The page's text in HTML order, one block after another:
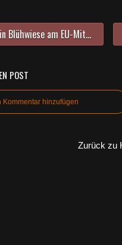
Auch weiterhin Blühwiese am EU-Mittelpunkt in Gadheim - Landwirtin sucht Paten
POST
Kommentar hinzufügen
Zurück zu